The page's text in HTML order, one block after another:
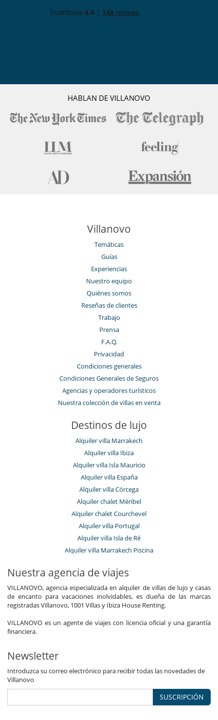
HABLAN DE VILLANOVO
Villanovo
Temáticas
Guías
Experiencias
Nuestro equipo
Quiénes somos
Reseñas de clientes
Trabajo
Prensa
F.A.Q.
Privacidad
Condiciones generales
Condiciones Generales de Seguros
Agencias y operadores turísticos
Nuestra colección de villas en venta
Destinos de lujo
Alquiler villa Marrakech
Alquiler villa Ibiza
Alquiler villa Isla Mauricio
Alquiler villa España
Alquiler villa Córcega
Alquiler chalet Méribel
Alquiler chalet Courchevel
Alquiler villa Portugal
Alquiler villa Isla de Ré
Alquiler villa Marrakech Piscina
Nuestra agencia de viajes
VILLANOVO, agencia especializada en alquiler de villas de lujo y casas
de encanto para vacaciones inolvidables, es dueña de las marcas
registradas Villanovo, 1001 Villas y Ibiza House Renting.
VILLANOVO es un agente de viajes con licencia oficial y una garantía
financiera.
Newsletter
Introduzca su correo electrónico para recibir todas las novedades de
Villanovo
SUSCRIPCIÓN